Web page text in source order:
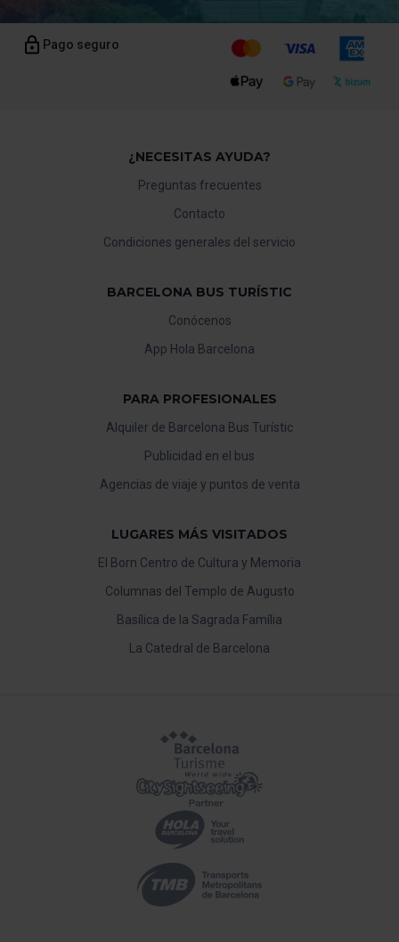
Pago seguro
¿NECESITAS AYUDA?
Preguntas frecuentes
Contacto
Condiciones generales del servicio
BARCELONA BUS TURÍSTIC
Conócenos
App Hola Barcelona
PARA PROFESIONALES
Alquiler de Barcelona Bus Turístic
Publicidad en el bus
Agencias de viaje y puntos de venta
LUGARES MÁS VISITADOS
El Born Centro de Cultura y Memoria
Columnas del Templo de Augusto
Basílica de la Sagrada Família
La Catedral de Barcelona